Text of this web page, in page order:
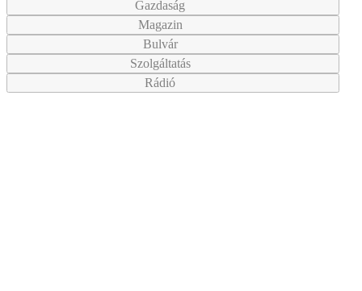
Gazdaság
Magazin
Bulvár
Szolgáltatás
Rádió